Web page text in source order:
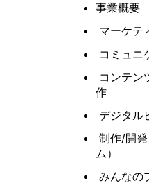
事業概要
マーケテ
コミュニ
コンテン
作
デジタル
制作/開
ム）
みんなの